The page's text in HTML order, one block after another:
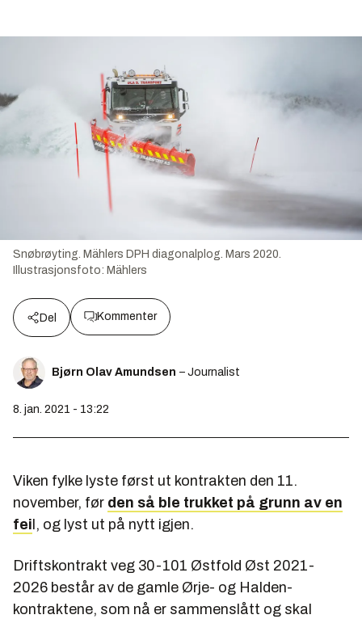
Snøbrøyting. Mählers DPH diagonalplog. Mars 2020.
Illustrasjonsfoto: Mählers
Del Kommenter
Bjørn Olav Amundsen – Journalist
8. jan. 2021 - 13:22
Viken fylke lyste først ut kontrakten den 11.
november, før den så ble trukket på grunn av en
fei l, og lyst ut på nytt igjen.
Driftskontrakt veg 30-101 Østfold Øst 2021-
2026 består av de gamle Ørje- og Halden-
kontraktene, som nå er sammenslått og skal